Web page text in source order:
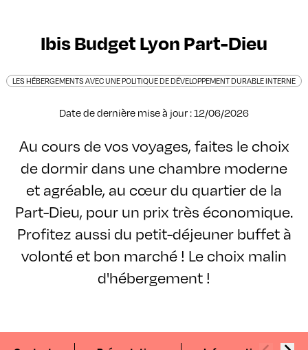
Ibis Budget Lyon Part-Dieu
LES HÉBERGEMENTS AVEC UNE POLITIQUE DE DÉVELOPPEMENT DURABLE INTERNE
Date de dernière mise à jour : 12/06/2026
Au cours de vos voyages, faites le choix
de dormir dans une chambre moderne
et agréable, au cœur du quartier de la
Part-Dieu, pour un prix très économique.
Profitez aussi du petit-déjeuner buffet à
volonté et bon marché ! Le choix malin
d'hébergement !